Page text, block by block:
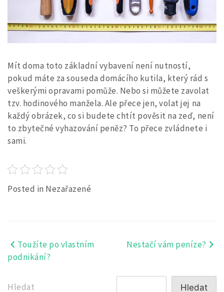
Mít doma toto základní vybavení není nutností,
pokud máte za souseda domácího kutila, který rád s
veškerými opravami pomůže. Nebo si můžete zavolat
tzv. hodinového manžela. Ale přece jen, volat jej na
každý obrázek, co si budete chtít pověsit na zeď, není
to zbytečné vyhazování peněz? To přece zvládnete i
sami.
Posted in Nezařazené
Navigace
pro
příspěvek
Toužíte po vlastním
podnikání?
Nestačí vám peníze?
Hledat Hledat